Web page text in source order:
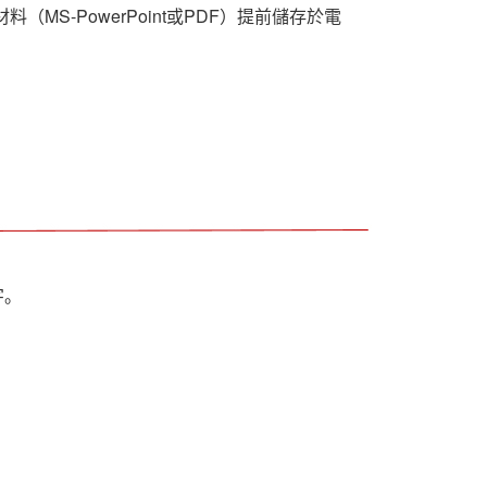
料（MS-PowerPoint或PDF）提前儲存於電